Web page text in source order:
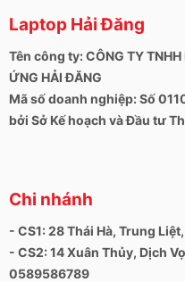
Laptop Hải Đăng
Tên công ty: CÔNG TY TNHH
ỨNG HẢI ĐĂNG
Mã số doanh nghiệp: Số
bởi Sở Kế hoạch và Đầu tư
Chi nhánh
- CS1: 28 Thái Hà, Trung
- CS2: 14 Xuân Thủy, Dịch
0589586789